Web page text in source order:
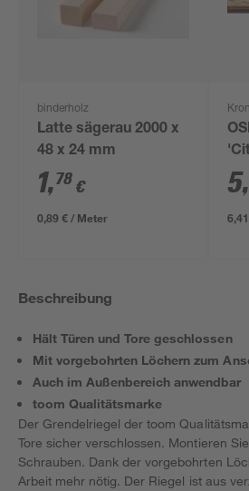
binderholz
Latte sägerau 2000 x
48 x 24 mm
1,78 €
0,89 € / Meter
5
Beschreibung
Hält Türen und Tore geschlossen
Mit vorgebohrten Löchern zum
Auch im Außenbereich anwendbar
toom Qualitätsmarke
Der Grendelriegel der toom
Tore sicher verschlossen. Montieren
Schrauben. Dank der vorgebohrten
Arbeit mehr nötig. Der Riegel ist aus